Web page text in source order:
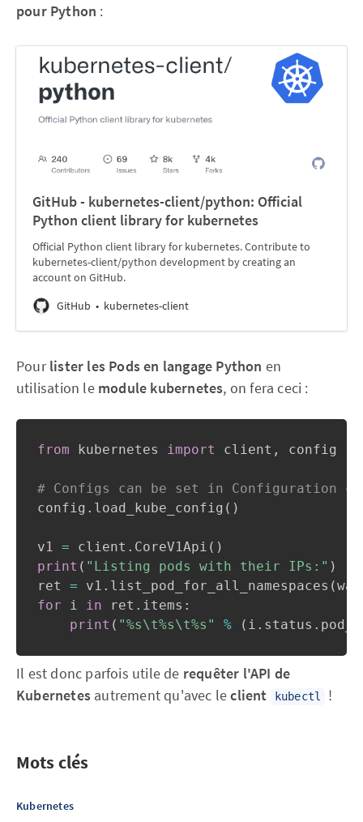
pour Python :
GitHub - kubernetes-client/python: Official
Python client library for kubernetes
Official Python client library for kubernetes. Contribute to
kubernetes-client/python development by creating an
account on GitHub.
GitHub
kubernetes-client
Pourlister les Pods en langage Python en
utilisation le module kubernetes, on fera ceci :
from kubernetes import client , config
# Configs can be set in
config . load_kube_config ( )
v1 = client . CoreV1Api ( )
print ( "Listing pods with their IPs:" )
ret = v1 . list_pod_for_all_namespaces (
for i in ret . items :
print ( "%s\t%s\t%s" % ( i . status .
Il est donc parfois utile de requêter l'API de
Kubernetes autrement qu'avec leclient kubectl !
Mots clés
Kubernetes